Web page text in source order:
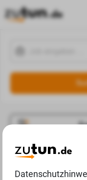
Jobangebote
Deine Suchanfrage